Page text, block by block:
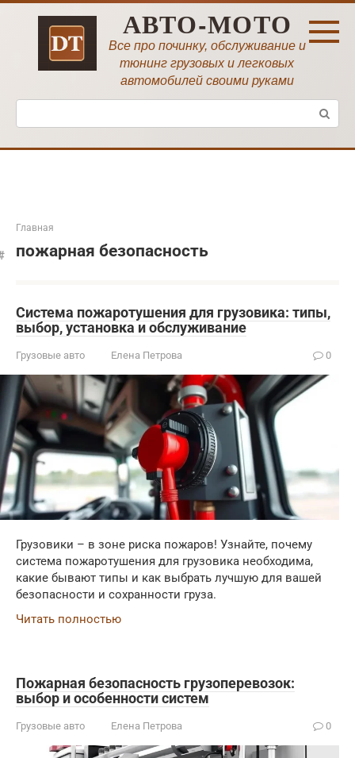
Перейти
АВТО-МОТО
Все про починку, обслуживание и
тюнинг грузовых и легковых
автомобилей своими руками
Поиск:
Главная
пожарная безопасность
Система пожаротушения для грузовика: типы,
выбор, установка и обслуживание
Грузовые авто Елена Петрова 0
Грузовики – в зоне риска пожаров! Узнайте, почему
система пожаротушения для грузовика необходима,
какие бывают типы и как выбрать лучшую для вашей
безопасности и сохранности груза.
Читать полностью
Пожарная безопасность грузоперевозок:
выбор и особенности систем
Грузовые авто Елена Петрова 0